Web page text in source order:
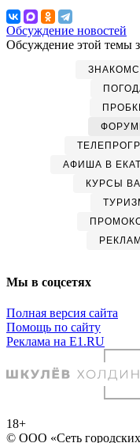
Обсуждение новостей
Обсуждение этой темы
АФИША В
КУРСЫ
Мы в соцсетях
Полная версия сайта
Помощь по сайту
Реклама на E1.RU
18+
© ООО «Сеть городских